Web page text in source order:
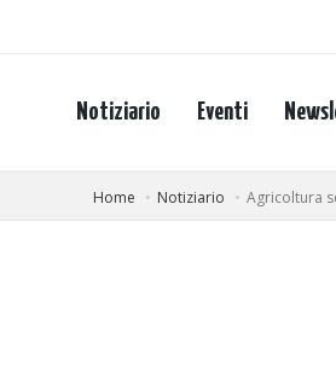
Notiziario Eventi
Home Notiziario Agricoltura